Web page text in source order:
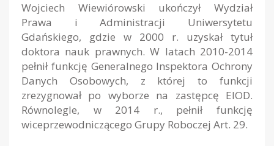
Wojciech Wiewiórowski ukończył Wydział
Prawa i Administracji Uniwersytetu
Gdańskiego, gdzie w 2000 r. uzyskał tytuł
doktora nauk prawnych. W latach 2010-2014
pełnił funkcję Generalnego Inspektora Ochrony
Danych Osobowych, z której to funkcji
zrezygnował po wyborze na zastępcę EIOD.
Równolegle, w 2014 r., pełnił funkcję
wiceprzewodniczącego Grupy Roboczej Art. 29.